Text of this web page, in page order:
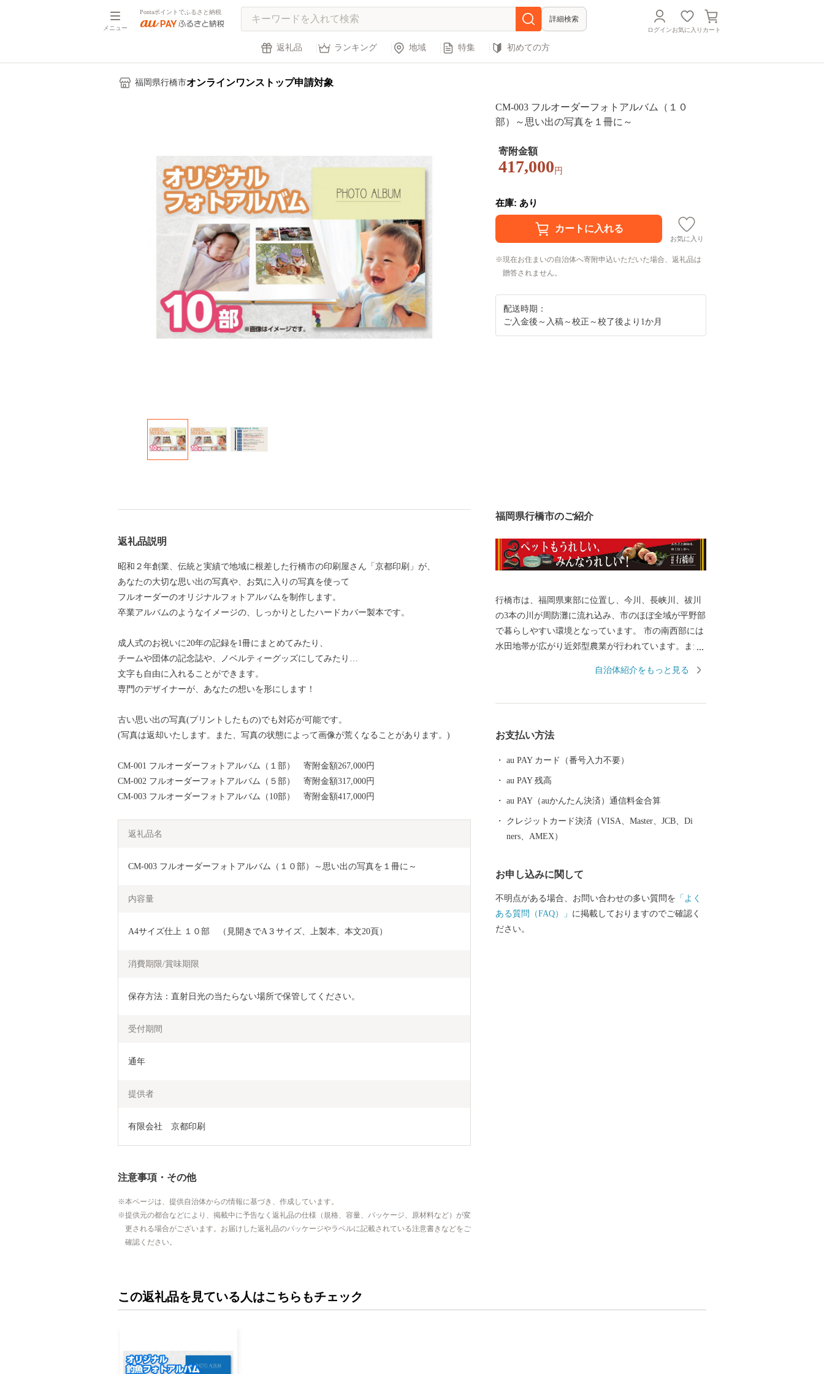
メニュー
Pontaポイントでふるさと納税
詳細検索
ログインお気に入り カート
返礼品 ランキング 地域 特集 初めての方
福岡県行橋市オンラインワンストップ申請対象
CM-003 フルオーダーフォトアルバム（１０
部）～思い出の写真を１冊に～
寄附金額
417,000 円
在庫: あり
お気に入り
現在お住まいの自治体へ寄附申込いただいた場合、返礼品は
贈答されません。
配送時期：
ご入金後～入稿～校正～校了後より1か月
返礼品説明
昭和２年創業、伝統と実績で地域に根差した行橋市の印刷屋さん「京都印刷」が、
あなたの大切な思い出の写真や、お気に入りの写真を使って
フルオーダーのオリジナルフォトアルバムを制作します。
卒業アルバムのようなイメージの、しっかりとしたハードカバー製本です。
成人式のお祝いに20年の記録を1冊にまとめてみたり、
チームや団体の記念誌や、ノベルティーグッズにしてみたり…
文字も自由に入れることができます。
専門のデザイナーが、あなたの想いを形にします！
古い思い出の写真(プリントしたもの)でも対応が可能です。
(写真は返却いたします。また、写真の状態によって画像が荒くなることがあります。)
CM-001 フルオーダーフォトアルバム（１部） 寄附金額267,000円
CM-002 フルオーダーフォトアルバム（５部） 寄附金額317,000円
CM-003 フルオーダーフォトアルバム（10部） 寄附金額417,000円
返礼品名
CM-003 フルオーダーフォトアルバム（１０部）～思い出の写真を１冊に～
内容量
A4サイズ仕上 １０部　（見開きでA３サイズ、上製本、本文20頁）
消費期限/賞味期限
保存方法：直射日光の当たらない場所で保管してください。
受付期間
通年
提供者
有限会社　京都印刷
注意事項・その他
本ページは、提供自治体からの情報に基づき、作成しています。
提供元の都合などにより、掲載中に予告なく返礼品の仕様（規格、容量、パッケージ、原材料など）が変
更される場合がございます。お届けした返礼品のパッケージやラベルに記載されている注意書きなどをご
確認ください。
福岡県行橋市のご紹介
行橋市は、福岡県東部に位置し、今川、長峡川、祓川
の3本の川が周防灘に流れ込み、市のほぼ全域が平野部
で暮らしやすい環境となっています。 市の南西部には
水田地帯が広がり近郊型農業が行われています。また
では、市内を通る東九州自動車道、国道201号バイパス
ー） 0120 - 1984 - 50 ふるさと納税専用メールア
自治体紹介をもっと見る
お支払い方法
au PAY カード（番号入力不要）
au PAY 残高
au PAY（auかんたん決済）通信料金合算
クレジットカード決済（VISA、Master、JCB、Di
ners、AMEX）
お申し込みに関して
不明点がある場合、お問い合わせの多い質問を 「よく
ある質問（FAQ）」 に掲載しておりますのでご確認く
ださい。
この返礼品を見ている人はこちらもチェック